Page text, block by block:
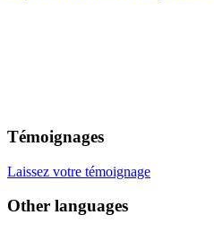
Témoignages
Laissez votre témoignage
Other languages